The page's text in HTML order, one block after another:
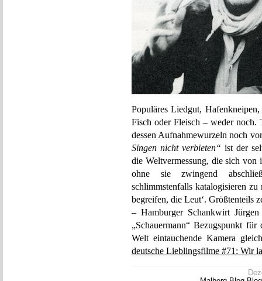
Populäres Liedgut,
Fisch oder Fleisch – weder noch.
dessen Aufnahmewurzeln noch
Singen nicht verbieten“ ist der
die Weltvermessung, die sich von
ohne sie zwingend
schlimmstenfalls katalogisieren
begreifen, die Leut‘. Größtenteils
– Hamburger Schankwirt
„Schauermann“ Bezugspunkt
Welt eintauchende Kamera
deutsche Lieblingsfilme #71: Wir